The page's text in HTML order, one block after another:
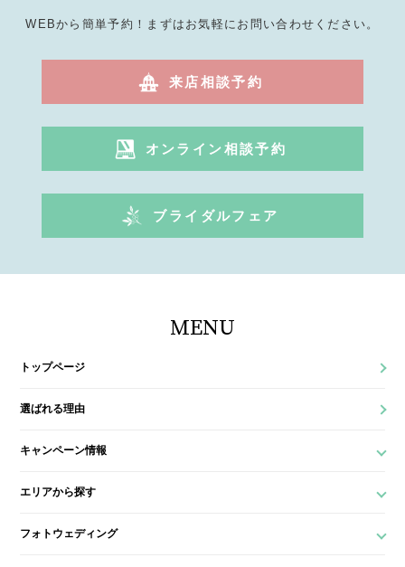
WEBから簡単予約！まずはお気軽にお問い合わせください。
来店相談予約
オンライン相談予約
ブライダルフェア
MENU
トップページ
選ばれる理由
キャンペーン情報
エリアから探す
フォトウェディング